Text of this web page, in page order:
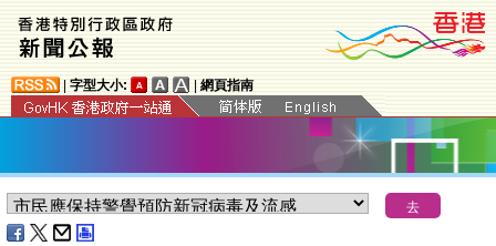
字型大小: 網頁指南